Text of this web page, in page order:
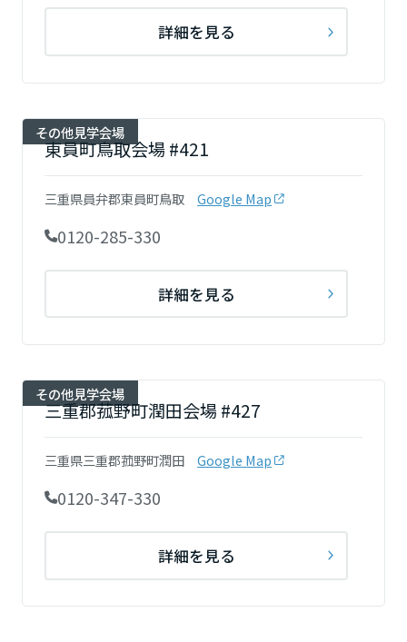
詳細を見る
その他見学会場
東員町鳥取会場 #421
三重県員弁郡東員町鳥取 Google Map
0120-285-330
詳細を見る
その他見学会場
三重郡菰野町潤田会場 #427
三重県三重郡菰野町潤田 Google Map
0120-347-330
詳細を見る